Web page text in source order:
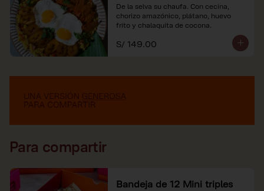
De la selva su chaufa. Con cecina,
chorizo amazónico, plátano, huevo
frito y chalaquita de cocona.
S/ 149.00
Para compartir
Bandeja de 12 Mini triples